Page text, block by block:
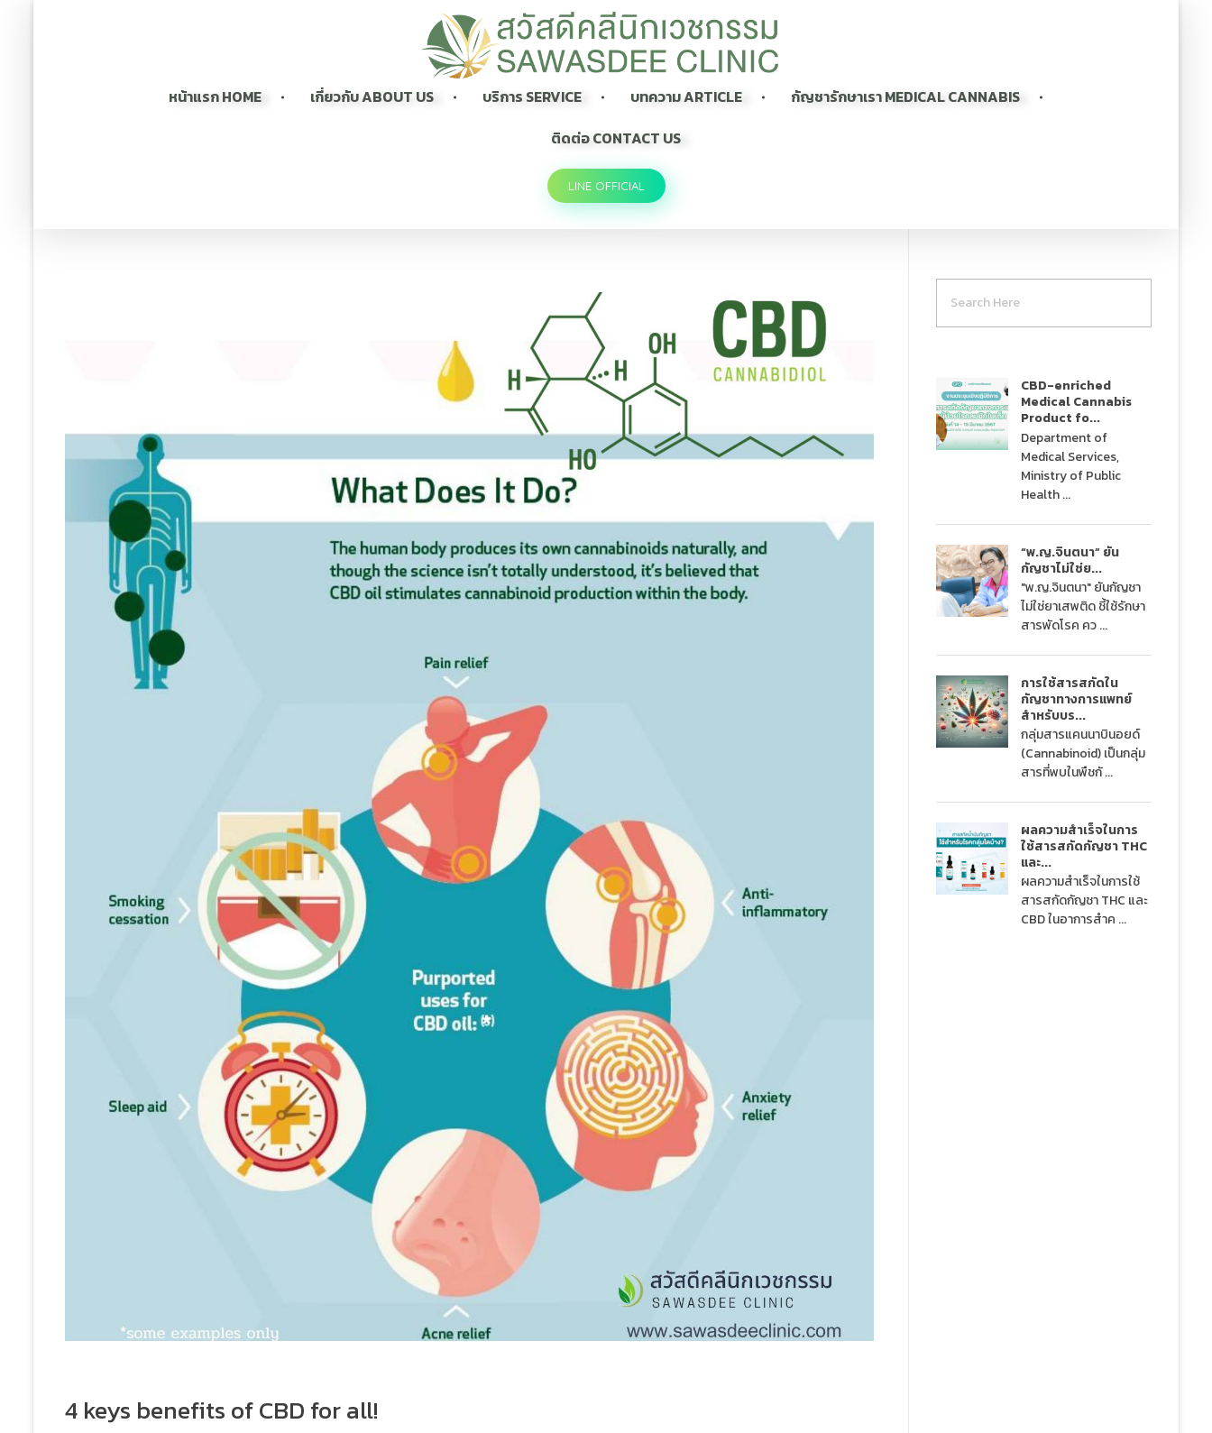
หน้าแรก HOME เกี่ยวกับ ABOUT US บริการ SERVICE บทความ ARTICLE
กัญชารักษาเรา MEDICAL CANNABIS
ติดต่อ CONTACT US
LINE OFFICIAL
4 keys benefits of CBD for all!
CBD-enriched
Medical Cannabis
Product fo...
Department of
Medical Services,
Ministry of Public
Health ...
“พ.ญ.จินตนา” ยัน
กัญชาไม่ใช่ย...
"พ.ญ.จินตนา" ยันกัญชา
ไม่ใช่ยาเสพติด ชี้ใช้รักษา
สารพัดโรค คว ...
การใช้สารสกัดใน
กัญชาทางการแพทย์
สำหรับบร...
กลุ่มสารแคนนาบินอยด์
(Cannabinoid) เป็นกลุ่ม
สารที่พบในพืชกั ...
ผลความสำเร็จในการ
ใช้สารสกัดกัญชา THC
และ...
ผลความสำเร็จในการใช้
สารสกัดกัญชา THC และ
CBD ในอาการสำค ...